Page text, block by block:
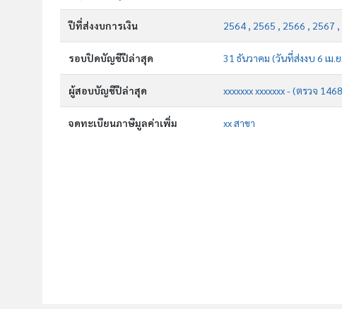
ปีที่ส่งงบการเงิน 2564 , 2565 , 2566 , 2567
รอบปิดบัญชีปีล่าสุด 31 ธันวาคม (วันที่ส่งงบ 6 เม.
ผู้สอบบัญชีปีล่าสุด xxxxxxx xxxxxxx - (ตรวจ
จดทะเบียนภาษีมูลค่าเพิ่ม xx สาขา